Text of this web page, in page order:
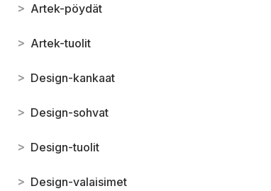
> Artek-pöydät
> Artek-tuolit
> Design-kankaat
> Design-sohvat
> Design-tuolit
> Design-valaisimet